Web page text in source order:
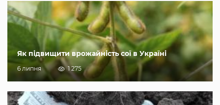
Як підвищити врожайність сої в Україні
6 липня 1 275